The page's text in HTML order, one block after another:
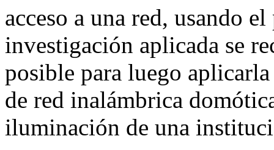
acceso a una red, usando
investigación aplicada se
posible para luego
de red inalámbrica
iluminación de una